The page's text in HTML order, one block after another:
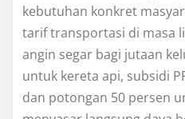
kebutuhan konkret
tarif transportasi di masa
angin segar bagi jutaan
untuk kereta api, subsidi
dan potongan 50 persen